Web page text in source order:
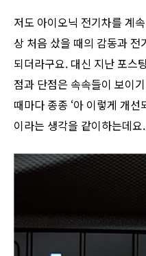
저도 아이오닉 전기차를 계
상 처음 샀을 때의 감동과
되더라구요. 대신 지난 포스
점과 단점은 속속들이 보이
때마다 종종 ‘아 이렇게 개
이라는 생각을 같이하는데요.